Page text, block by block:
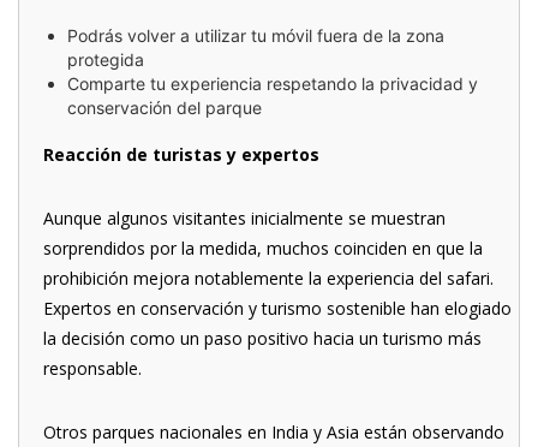
Podrás volver a utilizar tu móvil fuera de la zona
protegida
Comparte tu experiencia respetando la privacidad y
conservación del parque
Reacción de turistas y expertos
Aunque algunos visitantes inicialmente se muestran
sorprendidos por la medida, muchos coinciden en que la
prohibición mejora notablemente la experiencia del safari.
Expertos en conservación y turismo sostenible han elogiado
la decisión como un paso positivo hacia un turismo más
responsable.
Otros parques nacionales en India y Asia están observando